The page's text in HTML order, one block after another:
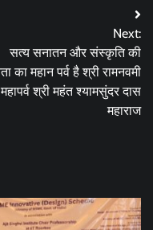
Next:
सत्य सनातन और संस्कृति की
का महान पर्व है श्री रामनवमी
महापर्व श्री महंत श्यामसुंदर दास
महाराज